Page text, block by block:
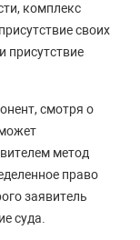
комплекс
своих
присутствие
смотря о
метод
право
заявитель
суда.